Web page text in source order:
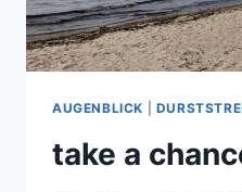
AUGENBLICK
take a